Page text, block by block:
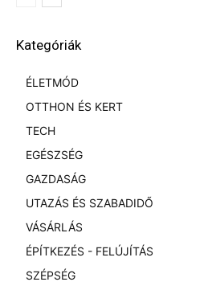
Kategóriák
ÉLETMÓD
OTTHON ÉS KERT
TECH
EGÉSZSÉG
GAZDASÁG
UTAZÁS ÉS SZABADIDŐ
VÁSÁRLÁS
ÉPÍTKEZÉS - FELÚJÍTÁS
SZÉPSÉG